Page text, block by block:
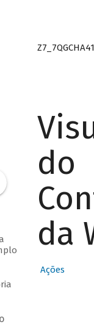
do
da
Ações